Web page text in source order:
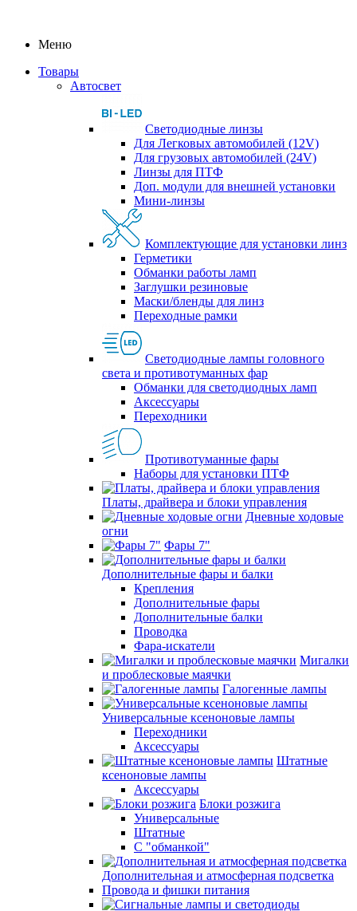
Меню
Товары
Автосвет
Светодиодные линзы
Для Легковых автомобилей (12V)
Для грузовых автомобилей (24V)
Линзы для ПТФ
Доп. модули для внешней установки
Мини-линзы
Комплектующие для установки линз
Герметики
Обманки работы ламп
Заглушки резиновые
Маски/бленды для линз
Переходные рамки
Светодиодные лампы головного
света и противотуманных фар
Обманки для светодиодных ламп
Аксессуары
Переходники
Противотуманные фары
Наборы для установки ПТФ
Платы, драйвера и блоки управления
Дневные ходовые
огни
Фары 7"
Дополнительные фары и балки
Крепления
Дополнительные фары
Дополнительные балки
Проводка
Фара-искатели
Мигалки
и проблесковые маячки
Галогенные лампы
Универсальные ксеноновые лампы
Переходники
Аксессуары
Штатные
ксеноновые лампы
Аксессуары
Блоки розжига
Универсальные
Штатные
С "обманкой"
Дополнительная и атмосферная подсветка
Провода и фишки питания